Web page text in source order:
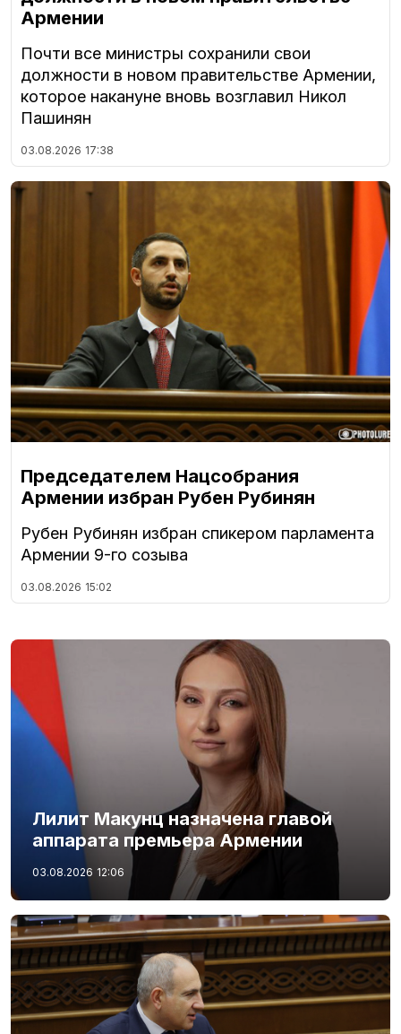
Армении
Почти все министры сохранили свои
должности в новом правительстве Армении,
которое накануне вновь возглавил Никол
Пашинян
03.08.2026 17:38
Председателем Нацсобрания
Армении избран Рубен Рубинян
Рубен Рубинян избран спикером парламента
Армении 9-го созыва
03.08.2026 15:02
Лилит Макунц назначена главой
аппарата премьера Армении
03.08.2026 12:06